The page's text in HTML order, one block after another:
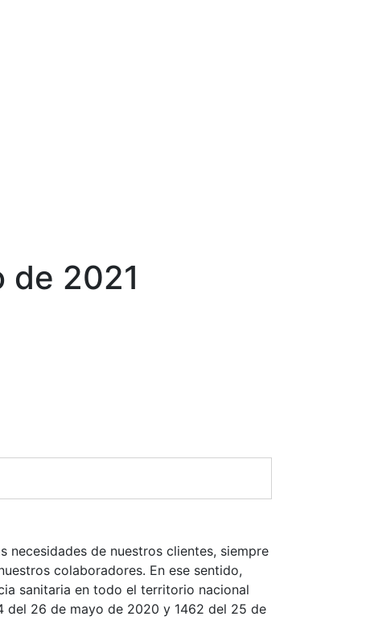
2021
necesidades de nuestros clientes, siempre
colaboradores. En ese sentido,
sanitaria en todo el territorio nacional
del 26 de mayo de 2020 y 1462 del 25 de